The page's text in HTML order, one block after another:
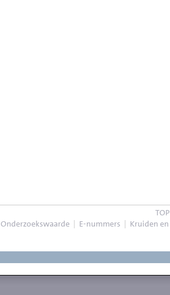
TOP
Onderzoekswaarde | E-nummers | Kruiden en